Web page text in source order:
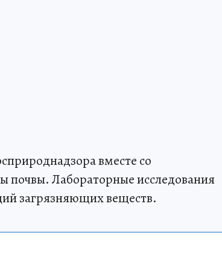
вместе со
Лабораторные исследования
загрязняющих веществ.